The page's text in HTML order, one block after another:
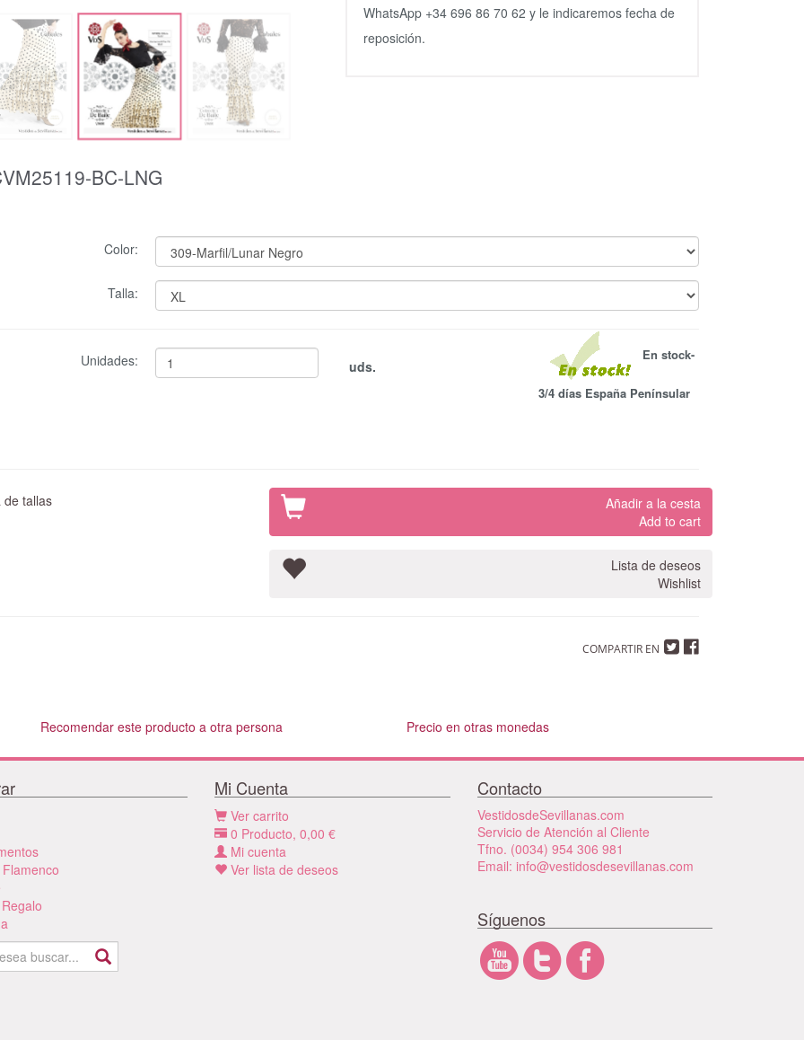
BC-LNG
WhatsApp +34 696 86 70 62 y le indicaremos fecha de
reposición.
Color:
Talla:
Unidades: uds.
En stock-
3/4 días España Penínsular
tallas
Añadir a la cesta
Add to cart
Lista de deseos
Wishlist
COMPARTIR EN
Recomendar este producto a otra persona Precio en otras monedas
Mi Cuenta
Ver carrito
0 Producto, 0,00 €
Mi cuenta
Ver lista de deseos
Contacto
VestidosdeSevillanas.com
Servicio de Atención al Cliente
Tfno. (0034) 954 306 981
Email: info@vestidosdesevillanas.com
Síguenos